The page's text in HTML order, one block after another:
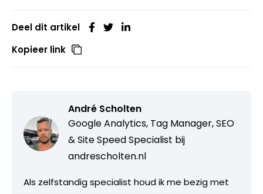
Deel dit artikel
Kopieer link
André Scholten
Google Analytics, Tag Manager, SEO
& Site Speed Specialist bij
andrescholten.nl
Als zelfstandig specialist houd ik me bezig met